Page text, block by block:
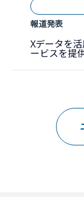
報道発表
Xデータを
ービスを提